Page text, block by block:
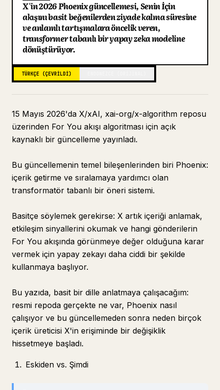
Blog
Güncellemeler
X'in 2026 Phoenix güncellemesi, Senin İçin
akışını basit beğenilerden ziyade kalma süresine
ve anlamlı tartışmalara öncelik veren,
transformer tabanlı bir yapay zeka modeline
dönüştürüyor.
TÜRKÇE (ÇEVRILDI)
15 Mayıs 2026'da X/xAI, xai-org/x-algorithm reposu
üzerinden For You akışı algoritması için açık
kaynaklı bir güncelleme yayınladı.
Bu güncellemenin temel bileşenlerinden biri Phoenix:
içerik getirme ve sıralamaya yardımcı olan
transformatör tabanlı bir öneri sistemi.
Basitçe söylemek gerekirse: X artık içeriği anlamak,
etkileşim sinyallerini okumak ve hangi gönderilerin
For You akışında görünmeye değer olduğuna karar
vermek için yapay zekayı daha ciddi bir şekilde
kullanmaya başlıyor.
Bu yazıda, basit bir dille anlatmaya çalışacağım:
resmi repoda gerçekte ne var, Phoenix nasıl
çalışıyor ve bu güncellemeden sonra neden birçok
içerik üreticisi X'in erişiminde bir değişiklik
hissetmeye başladı.
Eskiden vs. Şimdi